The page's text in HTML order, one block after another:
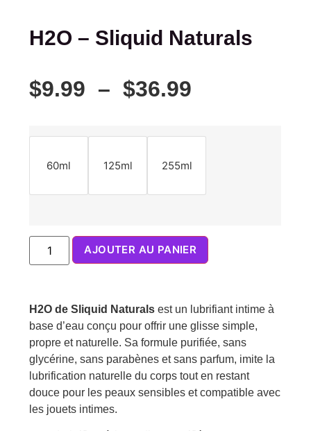
H2O – Sliquid Naturals
$9.99 – $36.99
60ml 125ml 255ml
AJOUTER AU PANIER
H2O de Sliquid Naturals est un lubrifiant intime à
base d’eau conçu pour offrir une glisse simple,
propre et naturelle. Sa formule purifiée, sans
glycérine, sans parabènes et sans parfum, imite la
lubrification naturelle du corps tout en restant
douce pour les peaux sensibles et compatible avec
les jouets intimes.